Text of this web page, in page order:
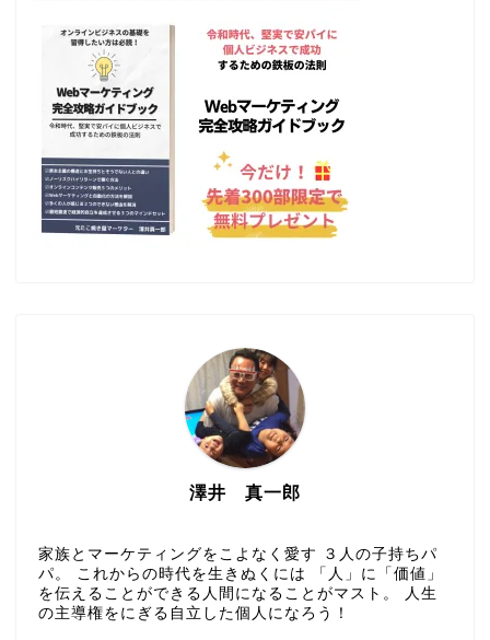
澤井 真一郎
家族とマーケティングをこよなく愛す ３人の子持ちパ
パ。 これからの時代を生きぬくには 「人」に「価値」
を伝えることができる人間になることがマスト。 人生
の主導権をにぎる自立した個人になろう！